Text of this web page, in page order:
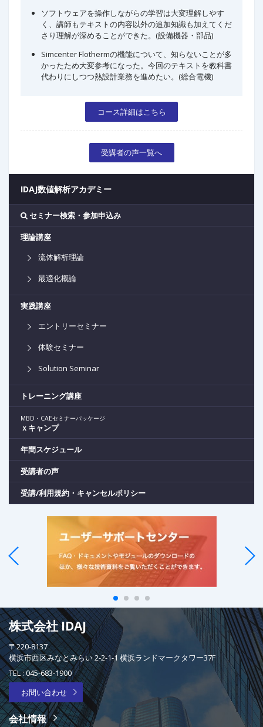
ソフトウェアを操作しながらの学習は大変理解しやす
く、講師もテキストの内容以外の追加知識も加えてくだ
さり理解が深めることができた。(設備機器・部品)
Simcenter Flothermの機能について、知らないことが多
かったため大変参考になった。今回のテキストを教科書
代わりにしつつ熱設計業務を進めたい。(総合電機)
コース詳細はこちら
受講者の声一覧へ
IDAJ数値解析アカデミー
セミナー検索・参加申込み
理論講座
流体解析理論
最適化概論
実践講座
エントリーセミナー
体験セミナー
Solution Seminar
トレーニング講座
MBD・CAEセミナーパッケージ
ｘキャンプ
年間スケジュール
受講者の声
受講/利用規約・キャンセルポリシー
株式会社 IDAJ
〒220-8137
横浜市西区みなとみらい 2-2-1-1 横浜ランドマークタワー37F
TEL :045-683-1900
お問い合わせ
会社情報